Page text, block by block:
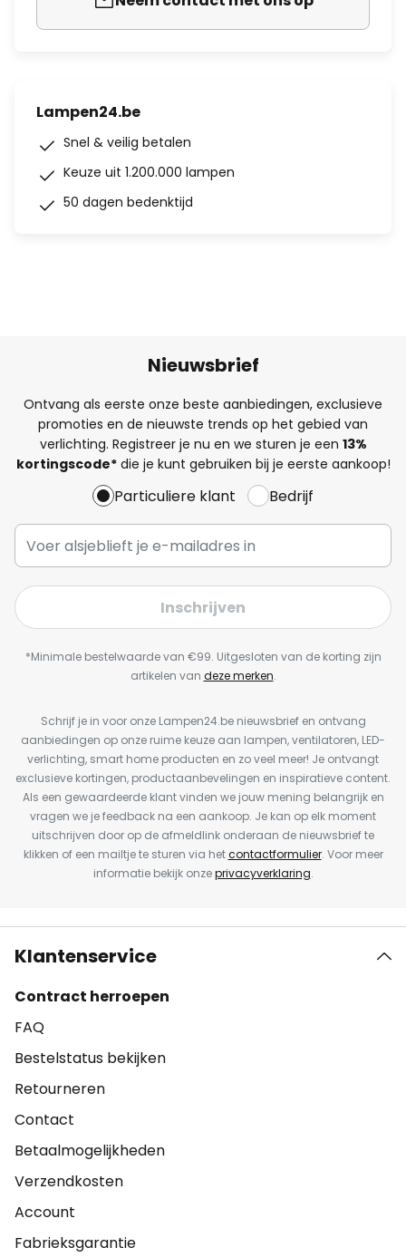
Lampen24.be
Snel & veilig betalen
Keuze uit 1.200.000 lampen
50 dagen bedenktijd
Nieuwsbrief
Ontvang als eerste onze beste aanbiedingen, exclusieve
promoties en de nieuwste trends op het gebied van
verlichting. Registreer je nu en we sturen je een 13%
kortingscode*die je kunt gebruiken bij je eerste aankoop!
Particuliere klant Bedrijf
Inschrijven
*Minimale bestelwaarde van €99. Uitgesloten van de korting zijn
artikelen van deze merken.
Schrijf je in voor onze Lampen24.be nieuwsbrief en ontvang
aanbiedingen op onze ruime keuze aan lampen, ventilatoren, LED-
verlichting, smart home producten en zo veel meer! Je ontvangt
exclusieve kortingen, productaanbevelingen en inspiratieve content.
Als een gewaardeerde klant vinden we jouw mening belangrijk en
vragen we je feedback na een aankoop. Je kan op elk moment
uitschrijven door op de afmeldlink onderaan de nieuwsbrief te
klikken of een mailtje te sturen via hetcontactformulier. Voor meer
informatie bekijk onzeprivacyverklaring.
Klantenservice
Contract herroepen
FAQ
Bestelstatus bekijken
Retourneren
Contact
Betaalmogelijkheden
Verzendkosten
Account
Fabrieksgarantie